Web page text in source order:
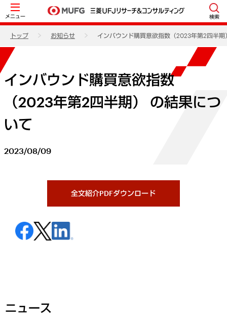
メニュー 検索
トップ お知らせ インバウンド購買意欲指数（2023年第2四半期
インバウンド購買意欲指数
（2023年第2四半期） の結果につ
いて
2023/08/09
全文紹介PDFダウンロード
ニュース